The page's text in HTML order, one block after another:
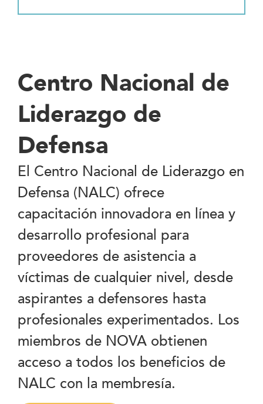
Centro Nacional de
Liderazgo de
Defensa
El Centro Nacional de Liderazgo en
Defensa (NALC) ofrece
capacitación innovadora en línea y
desarrollo profesional para
proveedores de asistencia a
víctimas de cualquier nivel, desde
aspirantes a defensores hasta
profesionales experimentados. Los
miembros de NOVA obtienen
acceso a todos los beneficios de
NALC con la membresía.